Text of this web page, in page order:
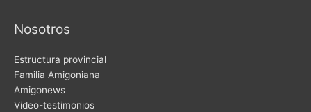
Nosotros
Estructura provincial
Familia Amigoniana
Amigonews
Video-testimonios